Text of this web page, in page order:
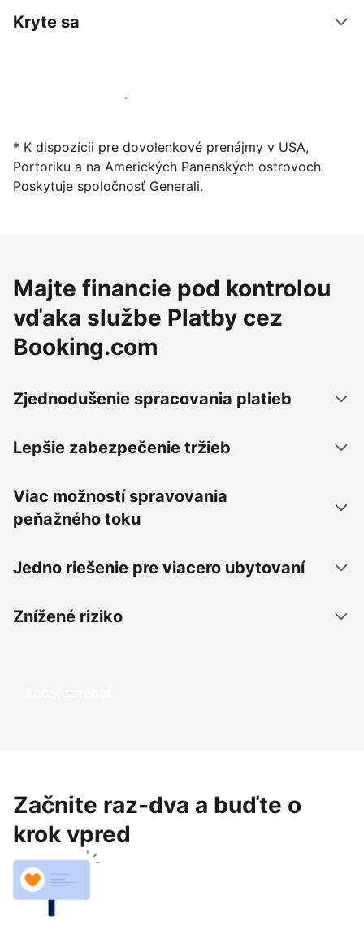
Kryte sa
Začať ponúkať svoje ubytovanie
* K dispozícii pre dovolenkové prenájmy v USA,
Portoriku a na Amerických Panenských ostrovoch.
Poskytuje spoločnosť Generali.
Majte financie pod kontrolou
vďaka službe Platby cez
Booking.com
Zjednodušenie spracovania platieb
Lepšie zabezpečenie tržieb
Viac možností spravovania
peňažného toku
Jedno riešenie pre viacero ubytovaní
Znížené riziko
Začať zarábať
Začnite raz-dva a buďte o
krok vpred